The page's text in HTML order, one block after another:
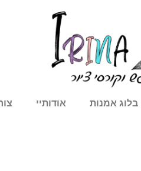
בלוג אמנות אודותיי